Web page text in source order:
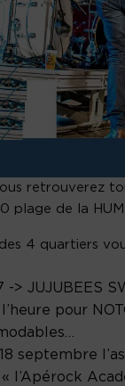
retrouverez
plage de la
des 4 quartiers
-> JUJUBEES
pour
septembre
l’Apérock